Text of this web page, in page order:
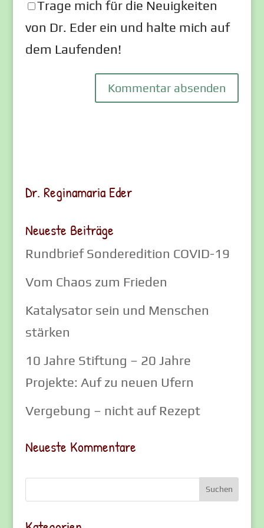
Trage mich für die Neuigkeiten
von Dr. Eder ein und halte mich auf
dem Laufenden!
Dr. Reginamaria Eder
Neueste Beiträge
Rundbrief Sonderedition COVID-19
Vom Chaos zum Frieden
Katalysator sein und Menschen
stärken
10 Jahre Stiftung – 20 Jahre
Projekte: Auf zu neuen Ufern
Vergebung – nicht auf Rezept
Neueste Kommentare